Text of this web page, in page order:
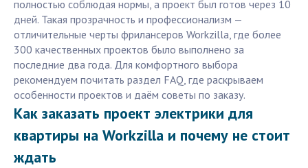
полностью соблюдая нормы, а проект был готов через 10
дней. Такая прозрачность и профессионализм —
отличительные черты фрилансеров Workzilla, где более
300 качественных проектов было выполнено за
последние два года. Для комфортного выбора
рекомендуем почитать раздел FAQ, где раскрываем
особенности проектов и даём советы по заказу.
Как заказать проект электрики для
квартиры на Workzilla и почему не стоит
ждать